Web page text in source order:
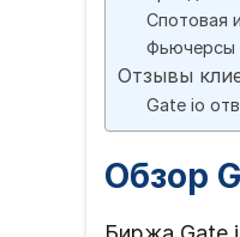
Спотовая
Фьючерсы
Отзывы
Gate io
Обзор